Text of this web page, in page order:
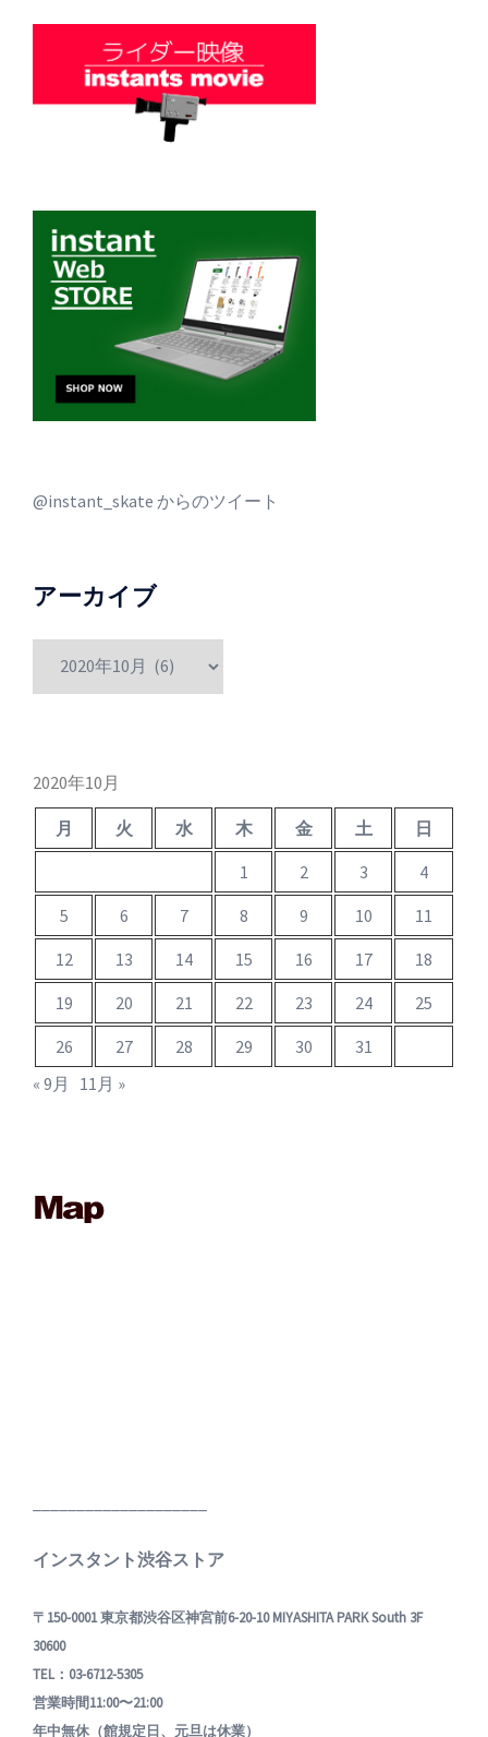
@instant_skate からのツイート
アーカイブ
2020年10月
月 火 水 木 金 土
日
1
2 3
4
5
6 7 8 9 10
11
12
13 14 15 16 17
18
19
20 21 22 23 24
25
26
27 28 29 30
31
« 9月
11月 »
インスタント渋谷ストア
〒150-0001 東京都渋谷区神宮前6-20-10 MIYASHITA PARK South 3F
30600
TEL：03-6712-5305
営業時間11:00〜21:00
年中無休（館規定日、元旦は休業）